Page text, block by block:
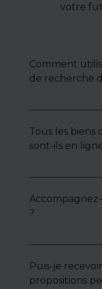
votre
Comment
de recherche
pour accéder
biens ciblés.
Tous les biens
sont-ils en
toute
contactez-
?
visites,
avec vous, et
lumière ses
Puis-je
propositions